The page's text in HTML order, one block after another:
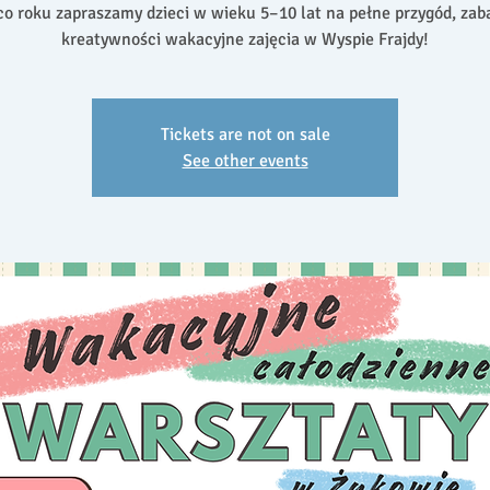
roku zapraszamy dzieci w wieku 5–10 lat na pełne przygód,
kreatywności wakacyjne zajęcia w Wyspie Frajdy!
Tickets are not on sale
See other events